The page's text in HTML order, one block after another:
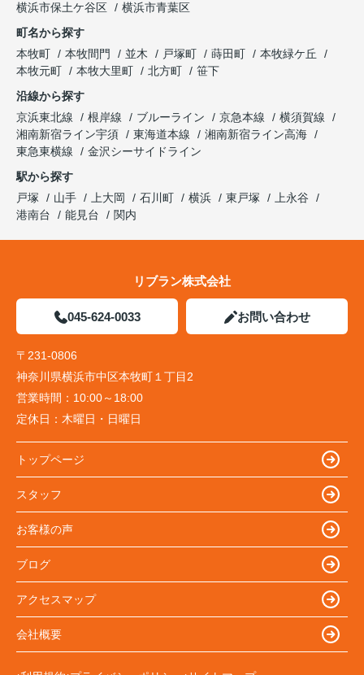
横浜市保土ケ谷区
横浜市青葉区
町名から探す
本牧町
本牧間門 並木 戸塚町 蒔田町
本牧緑ケ丘
本牧元町
本牧大里町 北方町
笹下
沿線から探す
京浜東北線
根岸線 ブルーライン 京急本線
横須賀線
湘南新宿ライン宇須
東海道本線
湘南新宿ライン高海
東急東横線
金沢シーサイドライン
駅から探す
戸塚
山手 上大岡 石川町 横浜 東戸塚
上永谷
港南台
能見台 関内
リブラン株式会社
045-624-0033 お問い合わせ
〒231-0806
神奈川県横浜市中区本牧町１丁目2
営業時間： 10:00～18:00
定休日： 木曜日・日曜日
トップページ
スタッフ
お客様の声
ブログ
アクセスマップ
会社概要